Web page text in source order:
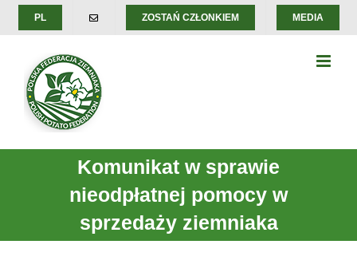
Skip
PL ZOSTAŃ CZŁONKIEM MEDIA
Komunikat w sprawie
nieodpłatnej pomocy w
sprzedaży ziemniaka